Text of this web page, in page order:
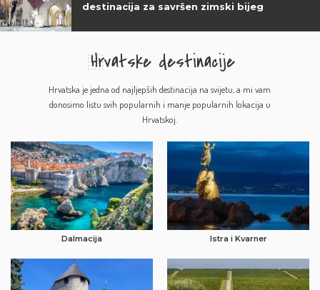
destinacija za savršen zimski bijeg
Hrvatske destinacije
Hrvatska je jedna od najljepših destinacija na svijetu, a mi vam
donosimo listu svih popularnih i manje popularnih lokacija u
Hrvatskoj.
Dalmacija Istra i Kvarner